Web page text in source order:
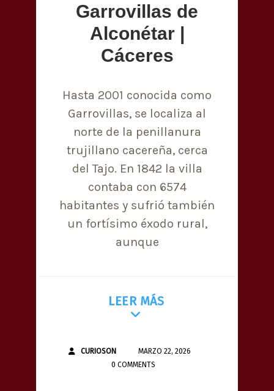
Garrovillas de
Alconétar |
Cáceres
Hasta 2001 conocida como
Garrovillas, se localiza al
norte de la penillanura
trujillano cacereña, cerca
del Tajo. En 1842 la villa
contaba con 6574
habitantes y sufrió también
un fortísimo éxodo rural,
aunque
LEER MÁS
CURIOSON
MARZO 22, 2026
0 COMMENTS